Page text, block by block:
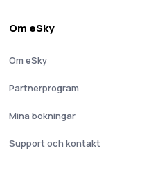
Om eSky
Om eSky
Partnerprogram
Mina bokningar
Support och kontakt